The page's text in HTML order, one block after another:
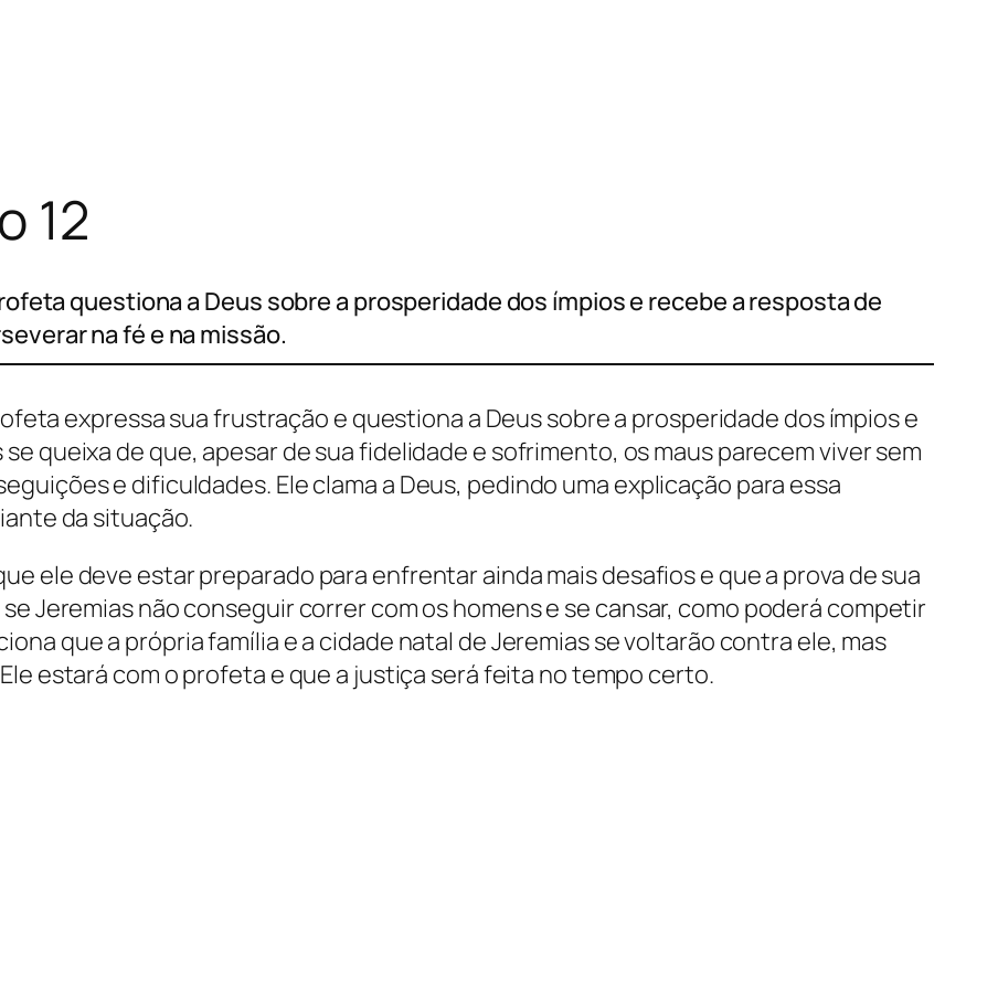
12
questiona a Deus sobre a prosperidade dos ímpios e recebe a resposta de
na fé e na missão.
expressa sua frustração e questiona a Deus sobre a prosperidade dos ímpios e
queixa de que, apesar de sua fidelidade e sofrimento, os maus parecem viver sem
e dificuldades. Ele clama a Deus, pedindo uma explicação para essa
da situação.
ele deve estar preparado para enfrentar ainda mais desafios e que a prova de sua
Jeremias não conseguir correr com os homens e se cansar, como poderá competir
que a própria família e a cidade natal de Jeremias se voltarão contra ele, mas
estará com o profeta e que a justiça será feita no tempo certo.